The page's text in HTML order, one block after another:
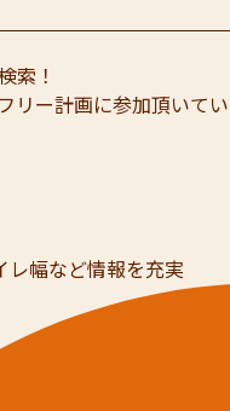
索！
リー計画に参加頂いて
レ幅など情報を充実